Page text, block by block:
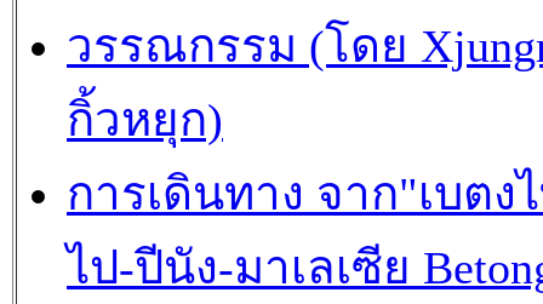
วรรณกรรม (โดย
กิ้วหยุก)
การเดินทาง จาก"เบตง
ไป-ปีนัง-มาเลเซีย